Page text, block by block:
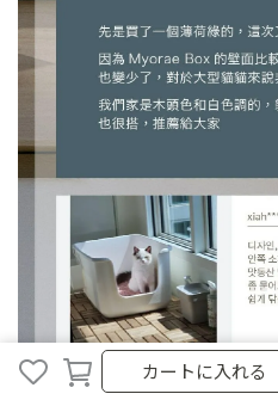
キャンセルカートに入れる